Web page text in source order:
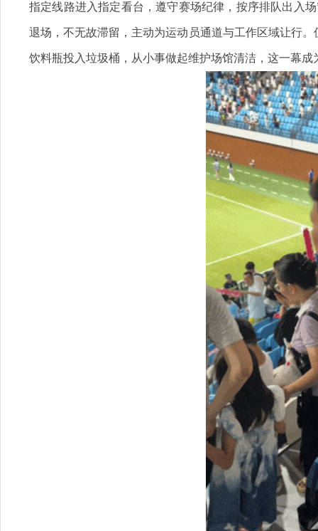
指定线路进入指定看台，遵守赛场纪律，按序排队出入
退场，不无故滞留，主动为运动员通道与工作区域让行
饮料瓶投入垃圾桶，从小事做起维护场馆清洁，这一幕